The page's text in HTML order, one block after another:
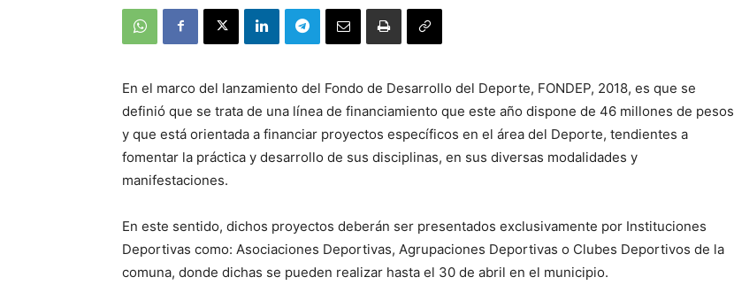
En el marco del lanzamiento del Fondo de Desarrollo del Deporte, FONDEP, 2018, es que se
definió que se trata de una línea de financiamiento que este año dispone de 46 millones de pesos
y que está orientada a financiar proyectos específicos en el área del Deporte, tendientes a
fomentar la práctica y desarrollo de sus disciplinas, en sus diversas modalidades y
manifestaciones.
En este sentido, dichos proyectos deberán ser presentados exclusivamente por Instituciones
Deportivas como: Asociaciones Deportivas, Agrupaciones Deportivas o Clubes Deportivos de la
comuna, donde dichas se pueden realizar hasta el 30 de abril en el municipio.